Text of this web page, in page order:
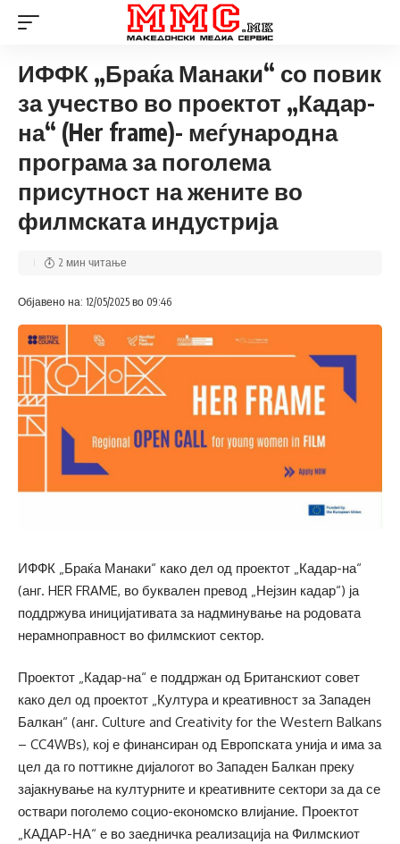
ИФФК „Браќа Манаки“ со повик
за учество во проектот „Кадар-
на“ (Her frame)- меѓународна
програма за поголема
присутност на жените во
филмската индустрија
Објавено на: 12/05/2025 во 09:46
2 мин читање
ИФФК „Браќа Манаки“ како дел од проектот „Кадар-на“
(анг. HER FRAME, во буквален превод „Нејзин кадар“) ја
поддржува иницијативата за надминување на родовата
нерамноправност во филмскиот сектор.
Проектот „Кадар-на“ е поддржан од Британскиот совет
како дел од проектот „Култура и креативност за Западен
Балкан“ (анг. Culture and Creativity for the Western Balkans
– CC4WBs), кој е финансиран од Европската унија и има за
цел да го поттикне дијалогот во Западен Балкан преку
зајакнување на културните и креативните сектори за да се
оствари поголемо социо-економско влијание. Проектот
„КАДАР-НА“ е во заедничка реализација на Филмскиот